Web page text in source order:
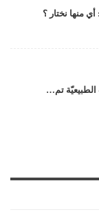
منها نختار ؟
تم…